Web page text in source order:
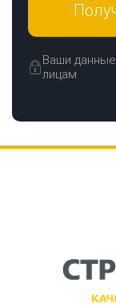
Ваши
лицам